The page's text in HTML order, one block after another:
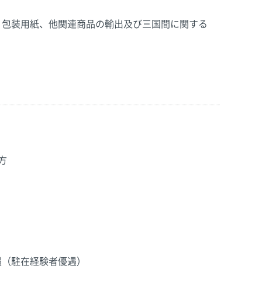
装用紙、他関連商品の輸出及び三国間に関する
駐在経験者優遇）